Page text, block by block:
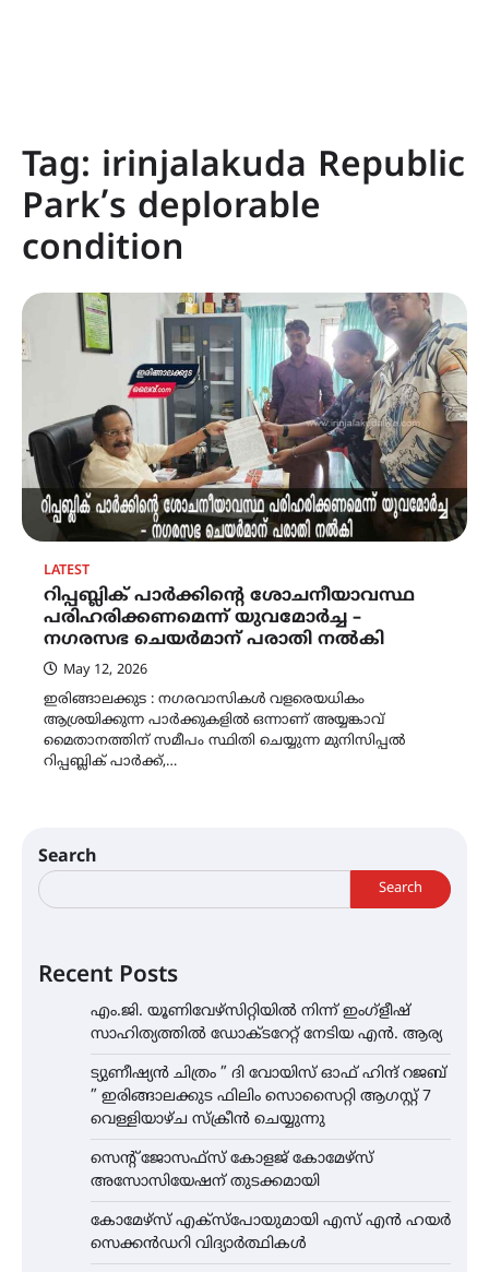
Tag: irinjalakuda Republic
Park’s deplorable
condition
LATEST
റിപ്പബ്ലിക് പാർക്കിന്റെ ശോചനീയാവസ്ഥ
പരിഹരിക്കണമെന്ന് യുവമോർച്ച –
നഗരസഭ ചെയർമാന് പരാതി നൽകി
May 12, 2026
ഇരിങ്ങാലക്കുട : നഗരവാസികൾ വളരെയധികം
ആശ്രയിക്കുന്ന പാർക്കുകളിൽ ഒന്നാണ് അയ്യങ്കാവ്
മൈതാനത്തിന് സമീപം സ്ഥിതി ചെയ്യുന്ന മുനിസിപ്പൽ
റിപ്പബ്ലിക് പാർക്ക്,…
Search
Search
Recent Posts
എം.ജി. യൂണിവേഴ്‌സിറ്റിയിൽ നിന്ന് ഇംഗ്ളീഷ്
സാഹിത്യത്തിൽ ഡോക്ടറേറ്റ് നേടിയ എൻ. ആര്യ
ട്യുണീഷ്യൻ ചിത്രം ” ദി വോയിസ് ഓഫ് ഹിന്ദ് റജബ്
” ഇരിങ്ങാലക്കുട ഫിലിം സൊസൈറ്റി ആഗസ്റ്റ് 7
വെള്ളിയാഴ്ച സ്‌ക്രീൻ ചെയ്യുന്നു
സെന്റ് ജോസഫ്സ് കോളജ് കോമേഴ്‌സ്
അസോസിയേഷന് തുടക്കമായി
കോമേഴ്സ് എക്സ്പോയുമായി എസ് എൻ ഹയർ
സെക്കൻഡറി വിദ്യാർത്ഥികൾ